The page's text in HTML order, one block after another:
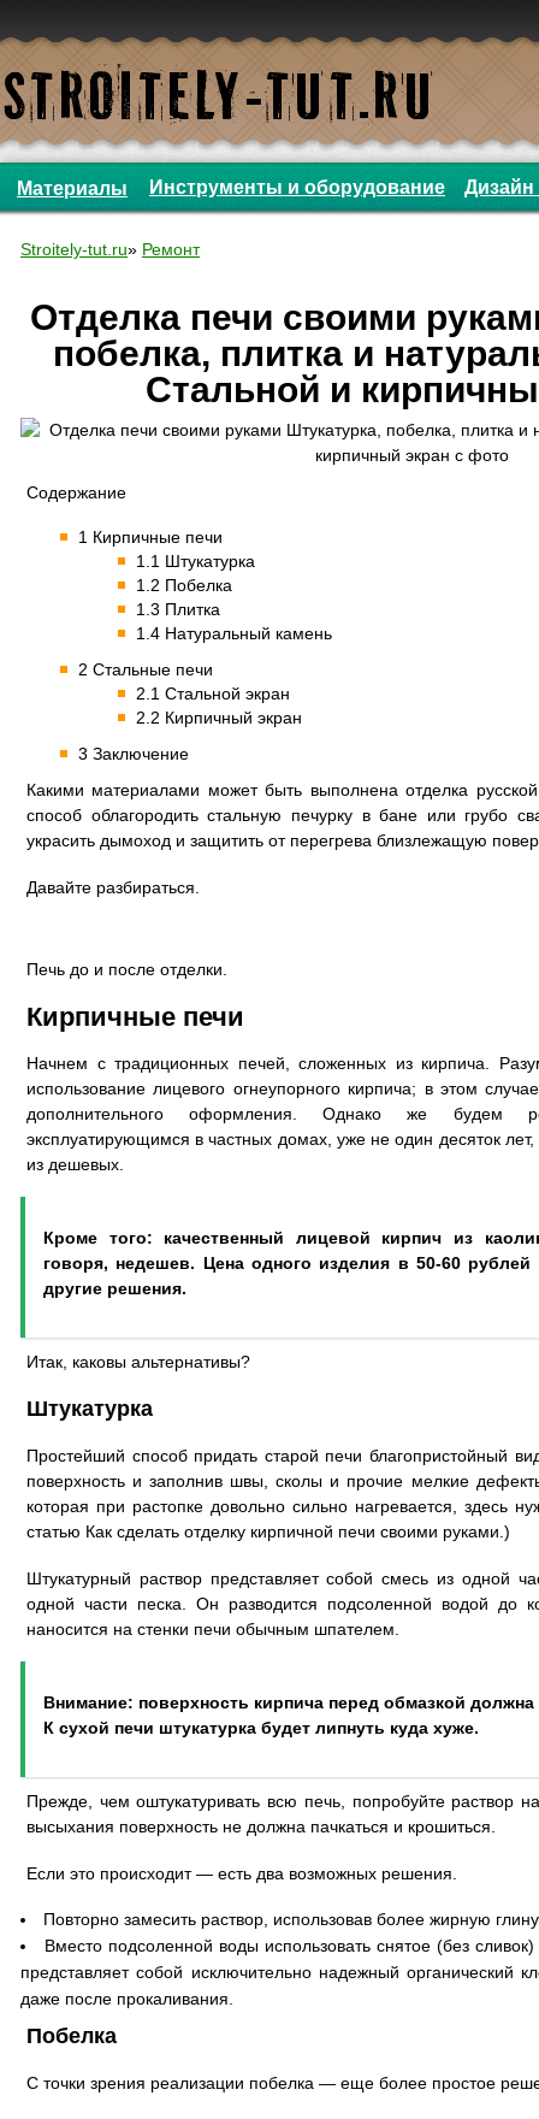
Материалы Инструменты и оборудование Дизайн
Stroitely-tut.ru» Ремонт
Отделка печи своими
побелка, плитка и
Стальной и
Содержание
1 Кирпичные печи
1.1 Штукатурка
1.2 Побелка
1.3 Плитка
1.4 Натуральный камень
2 Стальные печи
2.1 Стальной экран
2.2 Кирпичный экран
3 Заключение
Какими материалами может быть выполнена отделка
способ облагородить стальную печурку в бане или грубо
украсить дымоход и защитить от перегрева близлежащую
Давайте разбираться.
Печь до и после отделки.
Кирпичные печи
Начнем с традиционных печей, сложенных из кирпича.
использование лицевого огнеупорного кирпича; в этом
дополнительного оформления. Однако же будем
эксплуатирующимся в частных домах, уже не один десяток
из дешевых.
Кроме того: качественный лицевой кирпич из
говоря, недешев. Цена одного изделия в 50-60 рублей
другие решения.
Итак, каковы альтернативы?
Штукатурка
Простейший способ придать старой печи благопристойный
поверхность и заполнив швы, сколы и прочие мелкие
которая при растопке довольно сильно нагревается, здесь
статью Как сделать отделку кирпичной печи своими руками.)
Штукатурный раствор представляет собой смесь из одной
одной части песка. Он разводится подсоленной водой до
наносится на стенки печи обычным шпателем.
Внимание: поверхность кирпича перед обмазкой
К сухой печи штукатурка будет липнуть куда хуже.
Прежде, чем оштукатуривать всю печь, попробуйте раствор
высыхания поверхность не должна пачкаться и крошиться.
Если это происходит — есть два возможных решения.
Повторно замесить раствор, использовав более жирную
Вместо подсоленной воды использовать снятое (без
представляет собой исключительно надежный органический
даже после прокаливания.
Побелка
С точки зрения реализации побелка — еще более простое